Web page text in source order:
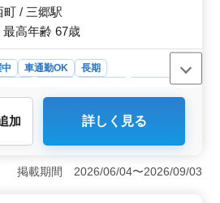
/ 三郷駅
高年齢 67歳
車通勤OK
長期
派遣社員
勤務環境＞ 日曜・祝日休みに加
始休暇、GW休暇もあり、長期休暇
ます。残業少なめで仕事とプライ
えやすい環境です。 ＜車両整
加 詳しく見る
掲載期間 2026/06/04〜2026/09/03